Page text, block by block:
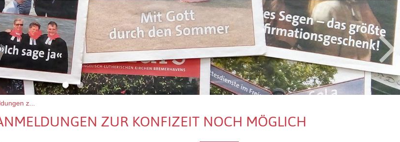
z...
ZUR KONFIZEIT NOCH MÖGLICH